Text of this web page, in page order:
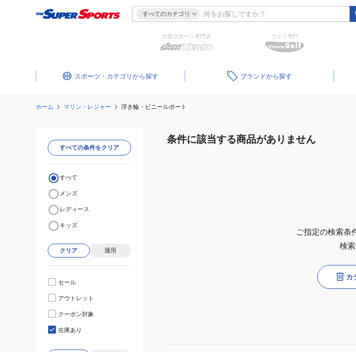
すべてのカテゴリ
大型スポーツ専門店 ゴルフ専門
スポーツ・カテゴリ ブランド
ホーム マリン・レジャー 浮き輪・ビニールボート
条件に該当する商品がありません
ご指定の検索条
検
カ
すべての条件をクリア
すべて
メンズ
レディース
キッズ
クリア 適用
セール
アウトレット
クーポン対象
在庫あり